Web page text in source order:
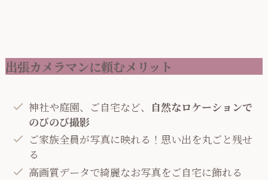
出張カメラマンに頼むメリット
神社や庭園、ご自宅など、 自然なロケーションで
のびのび撮影
ご家族全員が写真に映れる！思い出を丸ごと残せ
る
高画質データで綺麗なお写真をご自宅に飾れる